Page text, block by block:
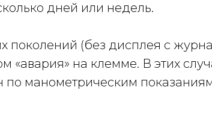
дней или недель.
поколений (без дисплея с
«авария» на клемме. В этих
манометрическим